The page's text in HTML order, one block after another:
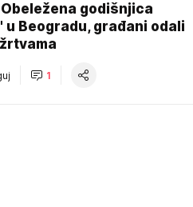
godišnjica
u Beogradu, građani odali
1